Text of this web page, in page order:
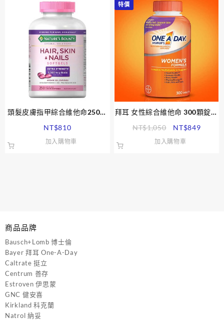
序
頭髮皮膚指甲綜合維他命250顆
Skin & Nails
NT$810
加入購物車
特價
拜耳 女性綜合維他命 300顆錠劑
NT$1,050
原
始
NT$849目
加入購物車
商品品牌
Bausch+Lomb 博士倫
Bayer 拜耳 One-A-Day
Caltrate 挺立
Centrum 善存
Estroven 伊思蒙
GNC 健安喜
Kirkland 科克蘭
Natrol 納妥